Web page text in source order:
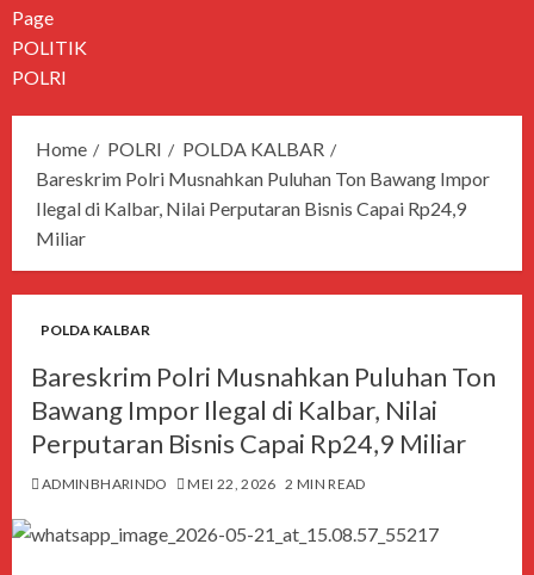
Page
POLITIK
POLRI
Home POLRI
POLDA KALBAR
Bareskrim Polri Musnahkan Puluhan Ton Bawang Impor
Ilegal di Kalbar, Nilai Perputaran Bisnis Capai Rp24,9
Miliar
POLDA KALBAR
Bareskrim Polri Musnahkan Puluhan Ton
Bawang Impor Ilegal di Kalbar, Nilai
Perputaran Bisnis Capai Rp24,9 Miliar
ADMINBHARINDO MEI 22, 2026 2 MIN READ